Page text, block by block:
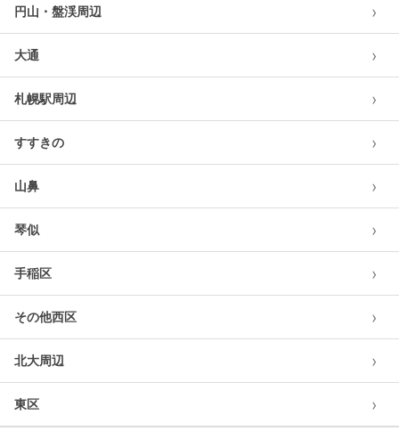
円山・盤渓周辺 ›
大通 ›
札幌駅周辺 ›
すすきの ›
山鼻 ›
琴似 ›
手稲区 ›
その他西区 ›
北大周辺 ›
東区 ›